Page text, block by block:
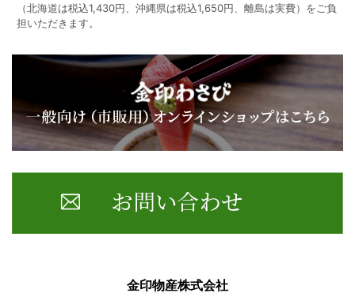
（北海道は税込1,430円、沖縄県は税込1,650円、離島は実費）をご負
担いただきます。
金印物産株式会社